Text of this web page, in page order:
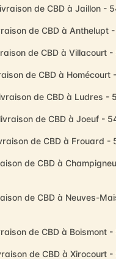
de CBD à Jaillon -
de CBD à Anthelupt
de CBD à Villacourt
de CBD à Homécourt
de CBD à Ludres -
de CBD à Joeuf -
de CBD à Frouard -
de CBD à
de CBD à Neuves-
de CBD à Boismont
de CBD à Xirocourt -